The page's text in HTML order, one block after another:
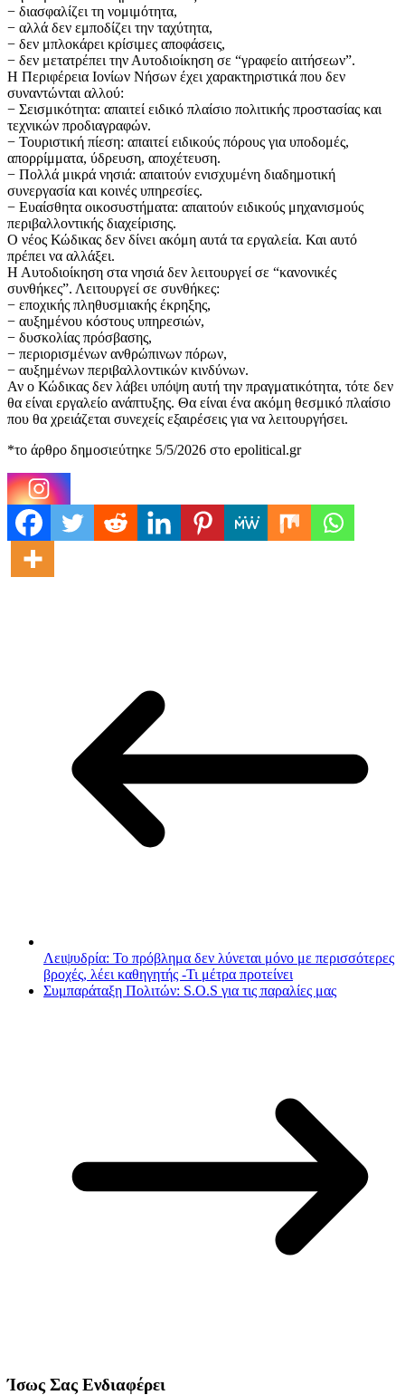
− διασφαλίζει τη νομιμότητα,
− αλλά δεν εμποδίζει την ταχύτητα,
− δεν μπλοκάρει κρίσιμες αποφάσεις,
− δεν μετατρέπει την Αυτοδιοίκηση σε “γραφείο αιτήσεων”.
Η Περιφέρεια Ιονίων Νήσων έχει χαρακτηριστικά που δεν
συναντώνται αλλού:
− Σεισμικότητα: απαιτεί ειδικό πλαίσιο πολιτικής προστασίας και
τεχνικών προδιαγραφών.
− Τουριστική πίεση: απαιτεί ειδικούς πόρους για υποδομές,
απορρίμματα, ύδρευση, αποχέτευση.
− Πολλά μικρά νησιά: απαιτούν ενισχυμένη διαδημοτική
συνεργασία και κοινές υπηρεσίες.
− Ευαίσθητα οικοσυστήματα: απαιτούν ειδικούς μηχανισμούς
περιβαλλοντικής διαχείρισης.
Ο νέος Κώδικας δεν δίνει ακόμη αυτά τα εργαλεία. Και αυτό
πρέπει να αλλάξει.
Η Αυτοδιοίκηση στα νησιά δεν λειτουργεί σε “κανονικές
συνθήκες”. Λειτουργεί σε συνθήκες:
− εποχικής πληθυσμιακής έκρηξης,
− αυξημένου κόστους υπηρεσιών,
− δυσκολίας πρόσβασης,
− περιορισμένων ανθρώπινων πόρων,
− αυξημένων περιβαλλοντικών κινδύνων.
Αν ο Κώδικας δεν λάβει υπόψη αυτή την πραγματικότητα, τότε δεν
θα είναι εργαλείο ανάπτυξης. Θα είναι ένα ακόμη θεσμικό πλαίσιο
που θα χρειάζεται συνεχείς εξαιρέσεις για να λειτουργήσει.
*το άρθρο δημοσιεύτηκε 5/5/2026 στο epolitical.gr
Λειψυδρία: Το πρόβλημα δεν λύνεται μόνο με περισσότερες
βροχές, λέει καθηγητής -Τι μέτρα προτείνει
Συμπαράταξη Πολιτών: S.O.S για τις παραλίες μας
Ίσως Σας Ενδιαφέρει